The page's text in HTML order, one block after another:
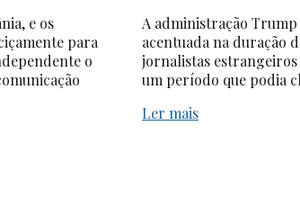
e os
para
o
A administração
acentuada na duração
jornalistas estrangeiros
um período que podia
Ler mais